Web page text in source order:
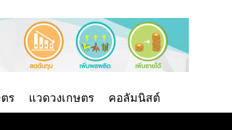
ร แวดวงเกษตร คอลัมนิสต์